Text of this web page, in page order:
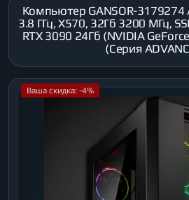
Компьютер GANSOR-3179274
3.8 ГГц, X570, 32Гб 3200 МГц,
RTX 3090 24Гб (NVIDIA
(Серия
Ваша скидка: -4%